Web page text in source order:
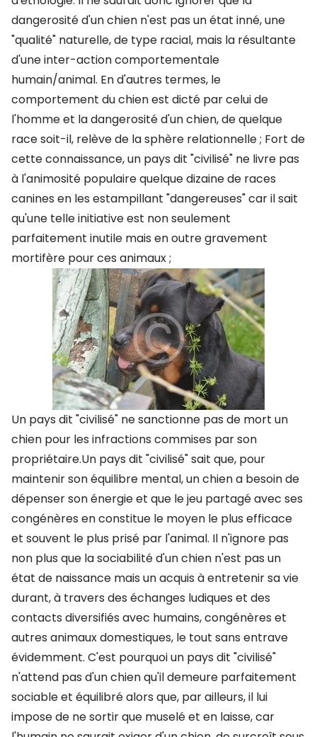
dangerosité d'un chien n'est pas un état inné, une
"qualité" naturelle, de type racial, mais la résultante
d'une inter-action comportementale
humain/animal. En d'autres termes, le
comportement du chien est dicté par celui de
l'homme et la dangerosité d'un chien, de quelque
race soit-il, relève de la sphère relationnelle ; Fort de
cette connaissance, un pays dit "civilisé" ne livre pas
à l'animosité populaire quelque dizaine de races
canines en les estampillant "dangereuses" car il sait
qu'une telle initiative est non seulement
parfaitement inutile mais en outre gravement
mortifère pour ces animaux ;
Un pays dit "civilisé" ne sanctionne pas de mort un
chien pour les infractions commises par son
propriétaire.Un pays dit "civilisé" sait que, pour
maintenir son équilibre mental, un chien a besoin de
dépenser son énergie et que le jeu partagé avec ses
congénères en constitue le moyen le plus efficace
et souvent le plus prisé par l'animal. Il n'ignore pas
non plus que la sociabilité d'un chien n'est pas un
état de naissance mais un acquis à entretenir sa vie
durant, à travers des échanges ludiques et des
contacts diversifiés avec humains, congénères et
autres animaux domestiques, le tout sans entrave
évidemment. C'est pourquoi un pays dit "civilisé"
n'attend pas d'un chien qu'il demeure parfaitement
sociable et équilibré alors que, par ailleurs, il lui
impose de ne sortir que muselé et en laisse, car